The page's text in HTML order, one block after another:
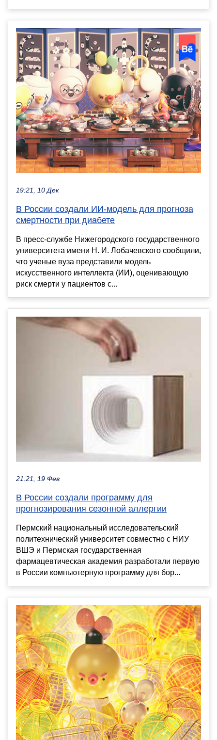
19:21, 10 Дек
В России создали ИИ-модель для прогноза
смертности при диабете
В пресс-службе Нижегородского государственного
университета имени Н. И. Лобачевского сообщили,
что ученые вуза представили модель
искусственного интеллекта (ИИ), оценивающую
риск смерти у пациентов с...
21:21, 19 Фев
В России создали программу для
прогнозирования сезонной аллергии
Пермский национальный исследовательский
политехнический университет совместно с НИУ
ВШЭ и Пермская государственная
фармацевтическая академия разработали первую
в России компьютерную программу для бор...